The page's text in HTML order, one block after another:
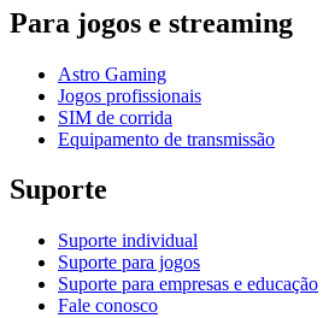
Para jogos e streaming
Astro Gaming
Jogos profissionais
SIM de corrida
Equipamento de transmissão
Suporte
Suporte individual
Suporte para jogos
Suporte para empresas e educação
Fale conosco